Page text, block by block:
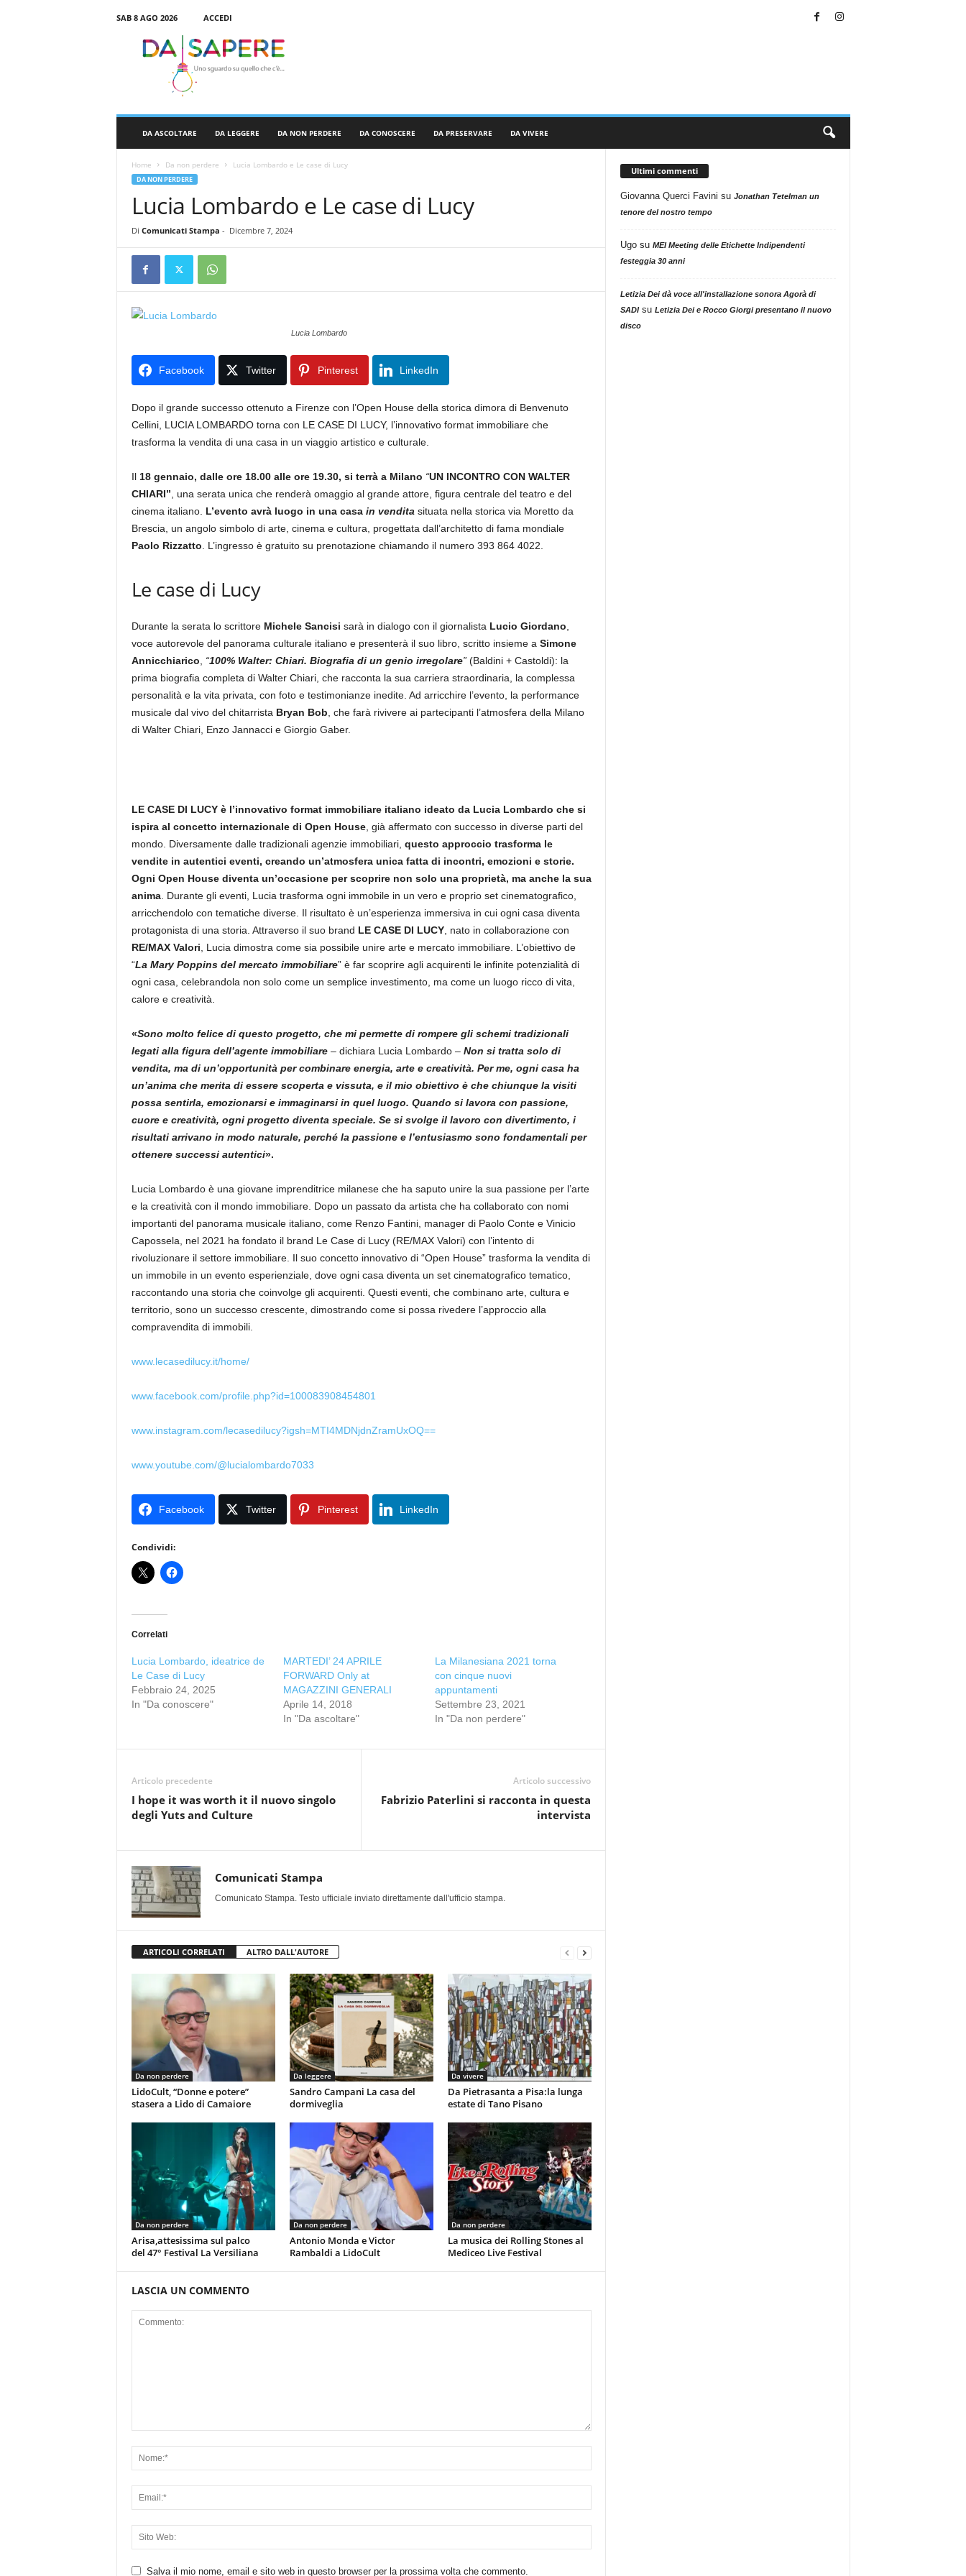
SAB 8 AGO 2026
ACCEDI
DA ASCOLTARE DA LEGGERE DA NON PERDERE DA CONOSCERE DA PRESERVARE DA VIVERE
Home Da non perdere Lucia Lombardo e Le case di Lucy
DA NON PERDERE
Lucia Lombardo e Le case di Lucy
Di Comunicati Stampa - Dicembre 7, 2024
Lucia Lombardo
Facebook Twitter Pinterest LinkedIn
Dopo il grande successo ottenuto a Firenze con l’Open House della storica dimora di Benvenuto
Cellini, LUCIA LOMBARDO torna con LE CASE DI LUCY, l’innovativo format immobiliare che
trasforma la vendita di una casa in un viaggio artistico e culturale.
Il 18 gennaio, dalle ore 18.00 alle ore 19.30, si terrà a Milano “UN INCONTRO CON WALTER
CHIARI” , una serata unica che renderà omaggio al grande attore, figura centrale del teatro e del
cinema italiano. L’evento avrà luogo in una casa in vendita situata nella storica via Moretto da
Brescia, un angolo simbolo di arte, cinema e cultura, progettata dall’architetto di fama mondiale
Paolo Rizzatto . L’ingresso è gratuito su prenotazione chiamando il numero 393 864 4022.
Le case di Lucy
Durante la serata lo scrittore Michele Sancisi sarà in dialogo con il giornalista Lucio Giordano
voce autorevole del panorama culturale italiano e presenterà il suo libro, scritto insieme a Simone
Annicchiarico
“100% Walter: Chiari. Biografia di un genio irregolare” (Baldini + Castoldi): la
prima biografia completa di Walter Chiari, che racconta la sua carriera straordinaria, la complessa
personalità e la vita privata, con foto e testimonianze inedite. Ad arricchire l’evento, la performance
musicale dal vivo del chitarrista Bryan Bob , che farà rivivere ai partecipanti l’atmosfera della Milano
di Walter Chiari, Enzo Jannacci e Giorgio Gaber.
LE CASE DI LUCY è l’innovativo format immobiliare italiano ideato da Lucia Lombardo che si
ispira al concetto internazionale di Open House, già affermato con successo in diverse parti del
mondo. Diversamente dalle tradizionali agenzie immobiliari, questo approccio trasforma le
vendite in autentici eventi, creando un’atmosfera unica fatta di incontri, emozioni e storie.
Ogni Open House diventa un’occasione per scoprire non solo una proprietà, ma anche la sua
anima. Durante gli eventi, Lucia trasforma ogni immobile in un vero e proprio set cinematografico,
arricchendolo con tematiche diverse. Il risultato è un’esperienza immersiva in cui ogni casa diventa
protagonista di una storia. Attraverso il suo brand LE CASE DI LUCY, nato in collaborazione con
RE/MAX Valori , Lucia dimostra come sia possibile unire arte e mercato immobiliare. L’obiettivo de
“La Mary Poppins del mercato immobiliare” è far scoprire agli acquirenti le infinite potenzialità di
ogni casa, celebrandola non solo come un semplice investimento, ma come un luogo ricco di vita,
calore e creatività.
«Sono molto felice di questo progetto, che mi permette di rompere gli schemi tradizionali
legati alla figura dell’agente immobiliare – dichiara Lucia Lombardo –Non si tratta solo di
vendita, ma di un’opportunità per combinare energia, arte e creatività. Per me, ogni casa ha
un’anima che merita di essere scoperta e vissuta, e il mio obiettivo è che chiunque la visiti
possa sentirla, emozionarsi e immaginarsi in quel luogo. Quando si lavora con passione,
cuore e creatività, ogni progetto diventa speciale. Se si svolge il lavoro con divertimento, i
risultati arrivano in modo naturale, perché la passione e l’entusiasmo sono fondamentali per
ottenere successi autentici».
Lucia Lombardo è una giovane imprenditrice milanese che ha saputo unire la sua passione per l’arte
e la creatività con il mondo immobiliare. Dopo un passato da artista che ha collaborato con nomi
importanti del panorama musicale italiano, come Renzo Fantini, manager di Paolo Conte e Vinicio
Capossela, nel 2021 ha fondato il brand Le Case di Lucy (RE/MAX Valori) con l’intento di
rivoluzionare il settore immobiliare. Il suo concetto innovativo di “Open House” trasforma la vendita di
un immobile in un evento esperienziale, dove ogni casa diventa un set cinematografico tematico,
raccontando una storia che coinvolge gli acquirenti. Questi eventi, che combinano arte, cultura e
territorio, sono un successo crescente, dimostrando come si possa rivedere l’approccio alla
compravendita di immobili.
www.lecasedilucy.it/home/
www.facebook.com/profile.php?id=100083908454801
www.instagram.com/lecasedilucy?igsh=MTI4MDNjdnZramUxOQ==
www.youtube.com/@lucialombardo7033
Facebook Twitter Pinterest LinkedIn
Condividi:
Correlati
Lucia Lombardo, ideatrice de
Le Case di Lucy
Febbraio 24, 2025
In "Da conoscere"
MARTEDI’ 24 APRILE
FORWARD Only at
MAGAZZINI GENERALI
Aprile 14, 2018
In "Da ascoltare"
La Milanesiana 2021 torna
con cinque nuovi
appuntamenti
Settembre 23, 2021
In "Da non perdere"
Articolo precedente
I hope it was worth it il nuovo singolo
degli Yuts and Culture
Articolo successivo
Fabrizio Paterlini si racconta in questa
intervista
Comunicati Stampa
Comunicato Stampa. Testo ufficiale inviato direttamente dall'ufficio stampa.
ARTICOLI CORRELATI ALTRO DALL'AUTORE
Da non perdere
LidoCult, “Donne e potere”
stasera a Lido di Camaiore
Da leggere
Sandro Campani La casa del
dormiveglia
Da vivere
Da Pietrasanta a Pisa:la lunga
estate di Tano Pisano
Da non perdere
Arisa,attesissima sul palco
del 47° Festival La Versiliana
Da non perdere
Antonio Monda e Victor
Rambaldi a LidoCult
Da non perdere
La musica dei Rolling Stones al
Mediceo Live Festival
LASCIA UN COMMENTO
Salva il mio nome, email e sito web in questo browser per la prossima volta che commento.
Ultimi commenti
Giovanna Querci Favini su Jonathan Tetelman un
tenore del nostro tempo
Ugosu MEI Meeting delle Etichette Indipendenti
festeggia 30 anni
Letizia Dei dà voce all'installazione sonora Agorà di
SADIsu Letizia Dei e Rocco Giorgi presentano il nuovo
disco